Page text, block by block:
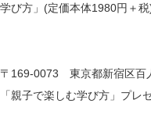
学び方」(定価本体1980円＋
〒169-0073 東京都新宿区
「親子で楽しむ学び方」プレ